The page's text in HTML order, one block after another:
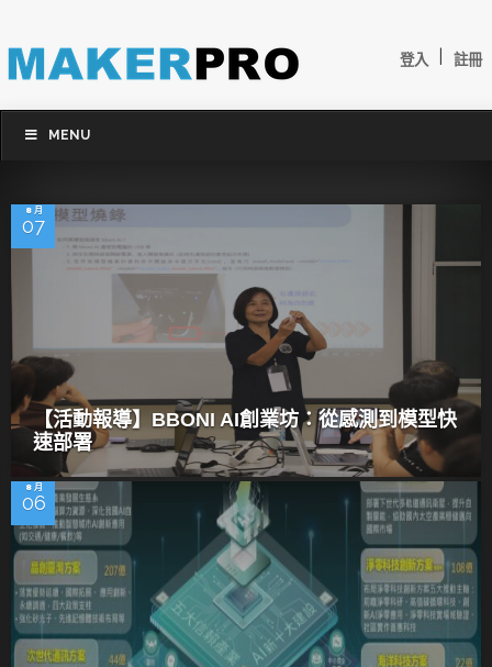
登入 註冊
MENU
8 月
07
【活動報導】BBONI AI創業坊：從感測到模型快
速部署
8 月
06